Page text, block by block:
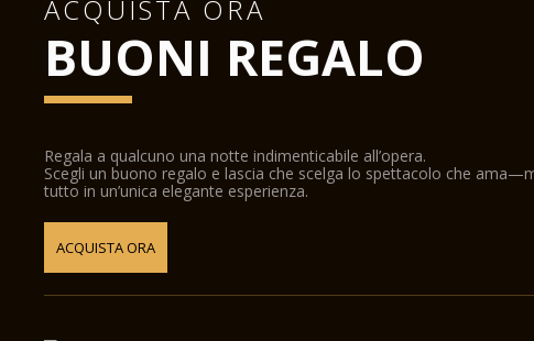
ACQUISTA ORA
BUONI REGALO
Regala a qualcuno una notte indimenticabile all’opera.
Scegli un buono regalo e lascia che scelga lo spettacolo che
tutto in un’unica elegante esperienza.
ACQUISTA ORA